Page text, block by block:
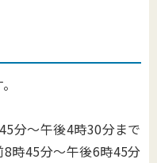
分～午後4時30分まで
時45分～午後6時45分